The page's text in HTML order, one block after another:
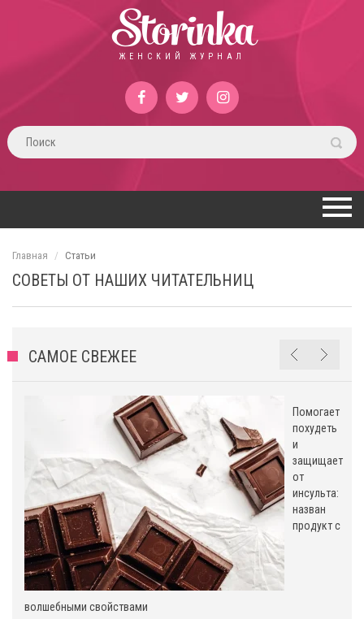
Storinka
ЖЕНСКИЙ ЖУРНАЛ
Главная Статьи
СОВЕТЫ ОТ НАШИХ ЧИТАТЕЛЬНИЦ
САМОЕ СВЕЖЕЕ
Помогает
похудеть
и
защищает
от
инсульта:
назван
продукт с
волшебными свойствами